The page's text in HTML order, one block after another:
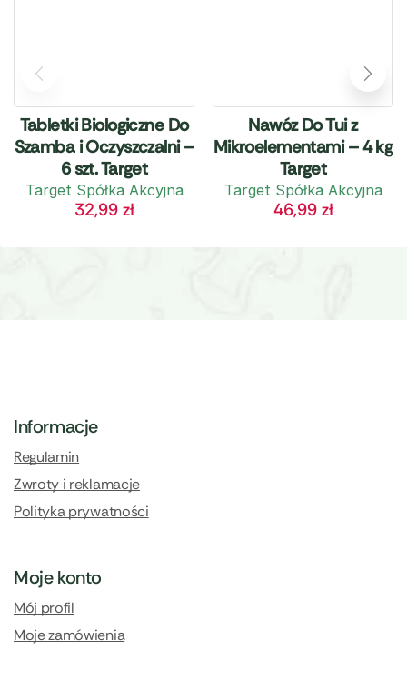
Tabletki Biologiczne Do
Szamba i Oczyszczalni –
6 szt. Target
Target Spółka Akcyjna
32,99 zł
Nawóz Do Tui z
Mikroelementami – 4 kg
Target
Target Spółka Akcyjna
46,99 zł
Informacje
Regulamin
Zwroty i reklamacje
Polityka prywatności
Moje konto
Mój profil
Moje zamówienia